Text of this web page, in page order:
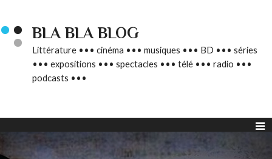
BLA BLA BLOG
Littérature ••• cinéma ••• musiques ••• BD ••• séries
••• expositions ••• spectacles ••• télé ••• radio •••
podcasts •••